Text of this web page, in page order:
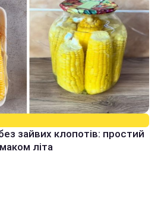
зайвих клопотів: простий
літа